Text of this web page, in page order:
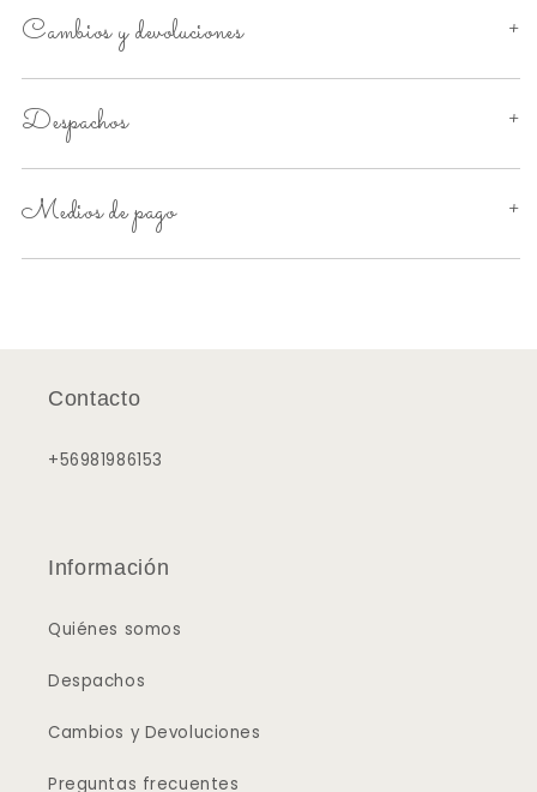
Cambios y devoluciones
Despachos
Medios de pago
Contacto
+56981986153
Información
Quiénes somos
Despachos
Cambios y Devoluciones
Preguntas frecuentes